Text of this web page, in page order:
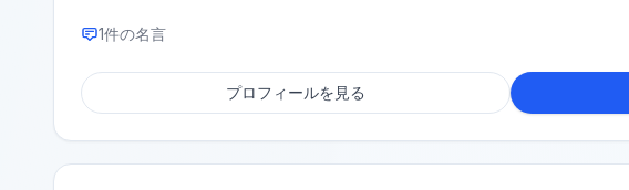
1件の名言
プロフィールを見る